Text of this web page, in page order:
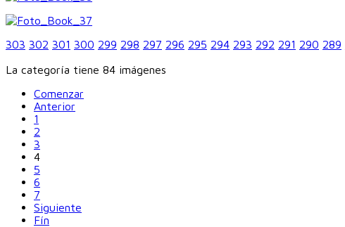
303 302 301 300 299 298 297 296 295 294 293 292 291 290 289
La categoría tiene 84 imágenes
Comenzar
Anterior
1
2
3
4
5
6
7
Siguiente
Fín